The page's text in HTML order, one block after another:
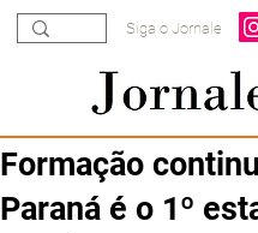
Siga o Jornale
Formação
Paraná é o 1º